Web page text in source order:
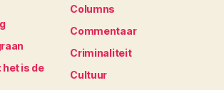
het is de
Columns
Commentaar
Criminaliteit
Cultuur